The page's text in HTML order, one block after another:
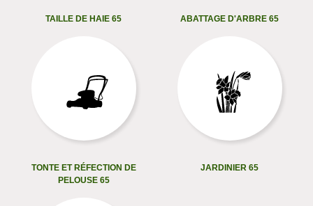
TAILLE DE HAIE 65 ABATTAGE D'ARBRE 65
TONTE ET RÉFECTION DE
PELOUSE 65
JARDINIER 65